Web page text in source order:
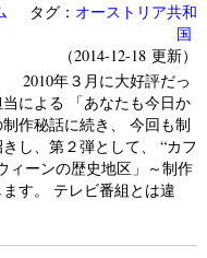
タグ： オーストリア共和
国
（2014-12-18 更新）
2010年３月に大好評だっ
による 「あなたも今日か
作秘話に続き、 今回も制
し、第２弾として、 “カフ
ィーンの歴史地区」～制作
す。 テレビ番組とは違